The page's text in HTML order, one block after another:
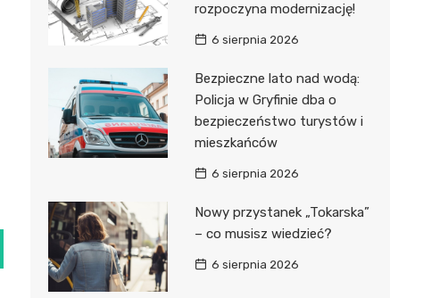
rozpoczyna modernizację!
6 sierpnia 2026
Bezpieczne lato nad wodą:
Policja w Gryfinie dba o
bezpieczeństwo turystów i
mieszkańców
6 sierpnia 2026
Nowy przystanek „Tokarska”
– co musisz wiedzieć?
6 sierpnia 2026